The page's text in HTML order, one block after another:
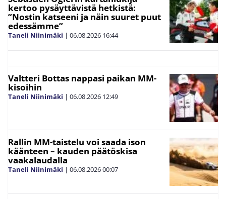
kertoo pysäyttävistä hetkistä:
”Nostin katseeni ja näin suuret puut
edessämme”
Taneli Niinimäki | 06.08.2026 16:44
Valtteri Bottas nappasi paikan MM-
kisoihin
Taneli Niinimäki | 06.08.2026 12:49
Rallin MM-taistelu voi saada ison
käänteen – kauden päätöskisa
vaakalaudalla
Taneli Niinimäki | 06.08.202600:07